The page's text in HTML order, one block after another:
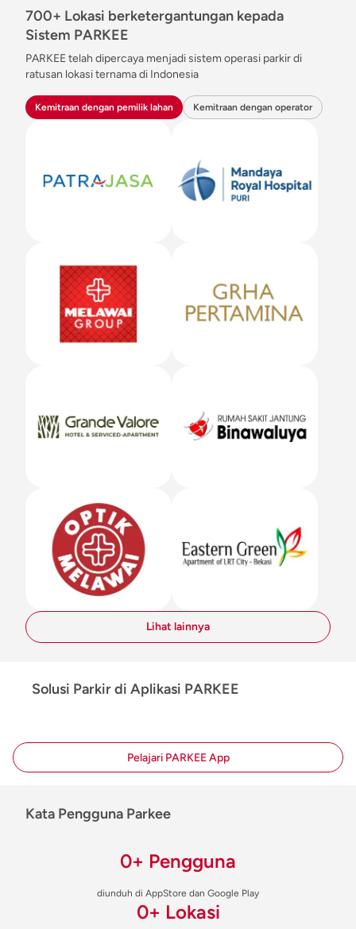
700+ Lokasi berketergantungan kepada
Sistem PARKEE
PARKEE telah dipercaya menjadi sistem operasi parkir di
ratusan lokasi ternama di Indonesia
Kemitraan dengan pemilik lahan Kemitraan dengan operator
Lihat lainnya
Solusi Parkir di Aplikasi PARKEE
Pelajari PARKEE App
Kata Pengguna Parkee
0+ Pengguna
diunduh di AppStore dan Google Play
0+ Lokasi